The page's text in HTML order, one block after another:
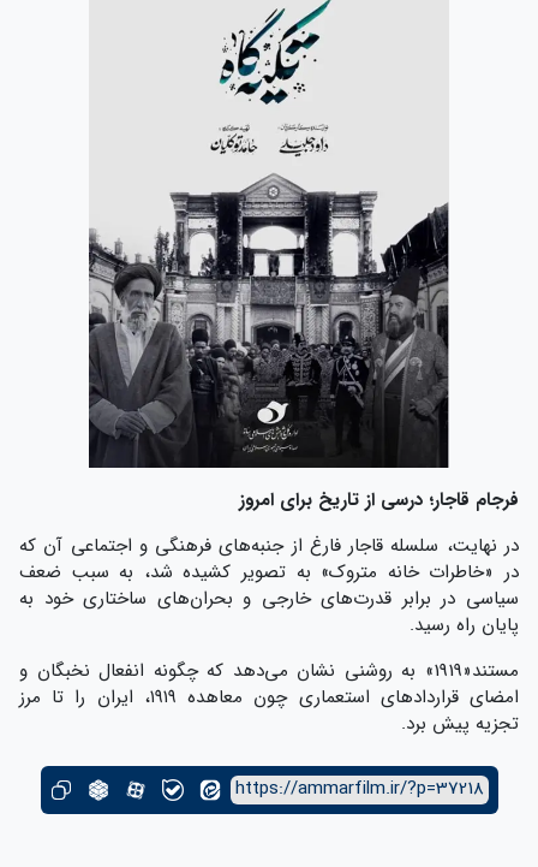
فرجام قاجار؛ درسی از تاریخ برای امروز
در نهایت، سلسله قاجار فارغ از جنبه‌های فرهنگی و اجتماعی آن که
در «خاطرات خانه متروک» به تصویر کشیده شد، به سبب ضعف
سیاسی در برابر قدرت‌های خارجی و بحران‌های ساختاری خود به
پایان راه رسید.
مستند«1919» به روشنی نشان می‌دهد که چگونه انفعال نخبگان و
امضای قراردادهای استعماری چون معاهده ۱۹۱۹، ایران را تا مرز
تجزیه پیش برد.
https://ammarfilm.ir/?p=37218